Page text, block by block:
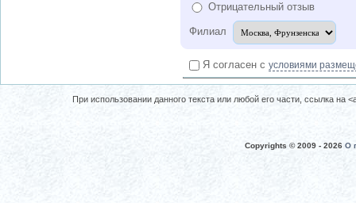
Отрицательный отзыв
Филиал
Я согласен с условиями
При использовании данного текста или любой его части, ссылка
Copyrights © 2009 - 2026 О